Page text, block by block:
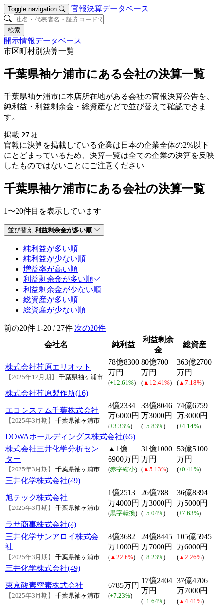
Toggle navigation 官報決算データベース
検索
開示情報データベース
市区町村別決算一覧
千葉県袖ケ浦市にある会社の決算一覧
千葉県袖ケ浦市に本店所在地がある会社の官報決算公告を、
純利益・利益剰余金・総資産などで並び替えて確認できま
す。
掲載 27 社
官報に決算を掲載している企業は日本の企業全体の2%以下
にとどまっているため、決算一覧は全ての企業の決算を反映
したものではないことにご注意ください
千葉県袖ケ浦市にある会社の決算一覧
1〜20件目を表示しています
並び替え 利益剰余金が多い順
純利益が多い順
純利益が少ない順
増益率が高い順
利益剰余金が多い順
利益剰余金が少ない順
総資産が多い順
総資産が少ない順
前の20件 1-20 / 27件 次の20件
会社名
純利益
利益剰余
金
総資産
株式会社荏原エリオット
【2025年12月期】 千葉県袖ヶ浦市
78億8300
万円
(+12.61%)
80億700
万円
( ▲12.41%)
363億2700
万円
( ▲7.18%)
株式会社荏原製作所(16)
エコシステム千葉株式会社
【2025年3月期】 千葉県袖ヶ浦市
8億2334
万6000円
(+3.33%)
33億8046
万3000円
(+5.83%)
74億6759
万3000円
(+4.14%)
DOWAホールディングス株式会社(65)
株式会社三井化学分析セン
ター
【2025年3月期】 千葉県袖ヶ浦市
▲1億
6900万円
(赤字縮小)
31億1000
万円
( ▲5.13%)
53億5100
万円
(+0.41%)
三井化学株式会社(49)
旭テック株式会社
【2025年3月期】 千葉県袖ヶ浦市
1億2513
万4000円
(黒字転換)
26億788
万3000円
(+5.04%)
36億8394
万5000円
(+7.63%)
ラサ商事株式会社(4)
三井化学サンアロイ株式会
社
【2025年3月期】 千葉県袖ヶ浦市
8億3682
万1000円
( ▲22.6%)
24億8445
万7000円
(+8.23%)
105億5945
万6000円
( ▲2.26%)
三井化学株式会社(49)
東京酸素窒素株式会社
【2025年3月期】 千葉県袖ヶ浦市
6785万円
(+7.23%)
17億2404
万円
(+1.64%)
37億4706
万7000円
( ▲4.41%)